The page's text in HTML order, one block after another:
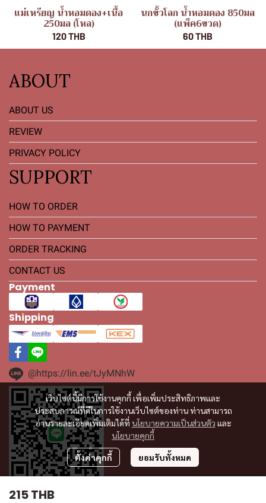
แม่เหรียญ น้ำหอมดอง+เนื้อ
250มล (โหล)
120 THB
นกขั้วโลก น้ำหอมดอง 850มล
(แพ็ค6ขวด)
60 THB
215 THB
เว็บไซต์นี้มีการใช้งานคุกกี้ เพื่อเพิ่มประสิทธิภาพและ
ประสบการณ์ที่ดีในการใช้งานเว็บไซต์ของท่าน ท่านสามารถ
อ่านรายละเอียดเพิ่มเติมได้ที่ นโยบายความเป็นส่วนตัว และ
นโยบายคุกกี้
ตั้งค่าคุกกี้ ยอมรับทั้งหมด
ABOUT
ABOUT US
REVIEW
PRIVACY POLICY
SUPPORT
HOW TO ORDER
HOW TO PAYMENT
ORDER TRACKING
CONTACT US
Payment
Shipping
@https://lin.ee/tJyMNhW